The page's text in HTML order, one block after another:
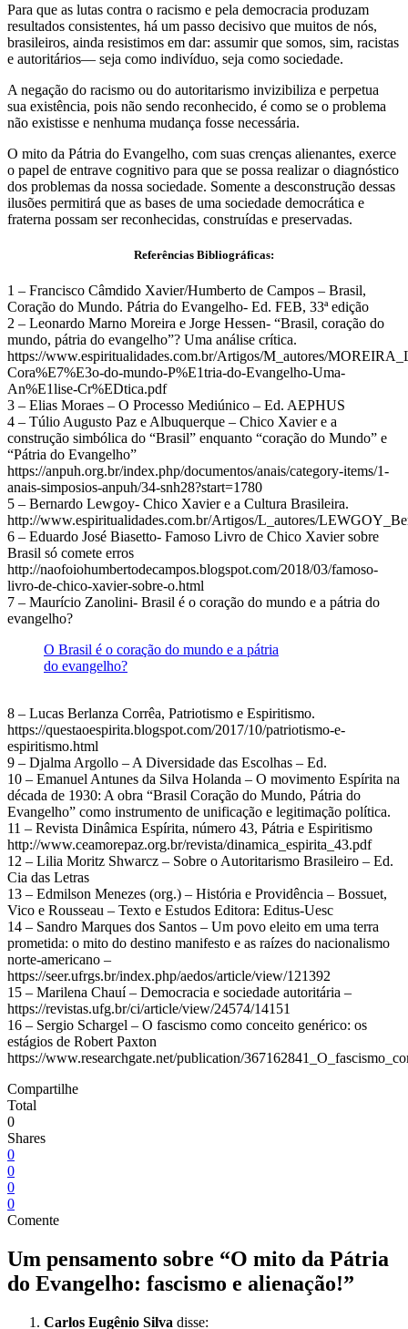
Para que as lutas contra o racismo e pela democracia produzam
resultados consistentes, há um passo decisivo que muitos de nós,
brasileiros, ainda resistimos em dar: assumir que somos, sim, racistas
e autoritários— seja como indivíduo, seja como sociedade.
A negação do racismo ou do autoritarismo invizibiliza e perpetua
sua existência, pois não sendo reconhecido, é como se o problema
não existisse e nenhuma mudança fosse necessária.
O mito da Pátria do Evangelho, com suas crenças alienantes, exerce
o papel de entrave cognitivo para que se possa realizar o diagnóstico
dos problemas da nossa sociedade. Somente a desconstrução dessas
ilusões permitirá que as bases de uma sociedade democrática e
fraterna possam ser reconhecidas, construídas e preservadas.
Referências Bibliográficas:
1 – Francisco Câmdido Xavier/Humberto de Campos – Brasil,
Coração do Mundo. Pátria do Evangelho- Ed. FEB, 33ª edição
2 – Leonardo Marno Moreira e Jorge Hessen- “Brasil, coração do
mundo, pátria do evangelho”? Uma análise crítica.
https://www.espiritualidades.com.br/Artigos/M_autores/
Cora%E7%E3o-do-mundo-P%E1tria-do-Evangelho-Uma-
An%E1lise-Cr%EDtica.pdf
3 – Elias Moraes – O Processo Mediúnico – Ed. AEPHUS
4 – Túlio Augusto Paz e Albuquerque – Chico Xavier e a
construção simbólica do “Brasil” enquanto “coração do Mundo” e
“Pátria do Evangelho”
https://anpuh.org.br/index.php/documentos/anais/category-items/1-
anais-simposios-anpuh/34-snh28?start=1780
5 – Bernardo Lewgoy- Chico Xavier e a Cultura Brasileira.
http://www.espiritualidades.com.br/Artigos/L_autores/
6 – Eduardo José Biasetto- Famoso Livro de Chico Xavier sobre
Brasil só comete erros
http://naofoiohumbertodecampos.blogspot.com/2018/03/famoso-
livro-de-chico-xavier-sobre-o.html
7 – Maurício Zanolini- Brasil é o coração do mundo e a pátria do
evangelho?
O Brasil é o coração do mundo e a pátria
do evangelho?
8 – Lucas Berlanza Corrêa, Patriotismo e Espiritismo.
https://questaoespirita.blogspot.com/2017/10/patriotismo-e-
espiritismo.html
9 – Djalma Argollo – A Diversidade das Escolhas – Ed.
10 – Emanuel Antunes da Silva Holanda – O movimento Espírita na
década de 1930: A obra “Brasil Coração do Mundo, Pátria do
Evangelho” como instrumento de unificação e legitimação política.
11 – Revista Dinâmica Espírita, número 43, Pátria e Espiritismo
http://www.ceamorepaz.org.br/revista/dinamica_espirita_43.pdf
12 – Lilia Moritz Shwarcz – Sobre o Autoritarismo Brasileiro – Ed.
Cia das Letras
13 – Edmilson Menezes (org.) – História e Providência – Bossuet,
Vico e Rousseau – Texto e Estudos Editora: Editus-Uesc
14 – Sandro Marques dos Santos – Um povo eleito em uma terra
prometida: o mito do destino manifesto e as raízes do nacionalismo
norte-americano –
https://seer.ufrgs.br/index.php/aedos/article/view/121392
15 – Marilena Chauí – Democracia e sociedade autoritária –
https://revistas.ufg.br/ci/article/view/24574/14151
16 – Sergio Schargel – O fascismo como conceito genérico: os
estágios de Robert Paxton
https://www.researchgate.net/publication/
Compartilhe
Total
0
Shares
0
0
0
0
Comente
Um pensamento sobre “O mito da Pátria
do Evangelho: fascismo e alienação!”
Carlos Eugênio Silva disse: